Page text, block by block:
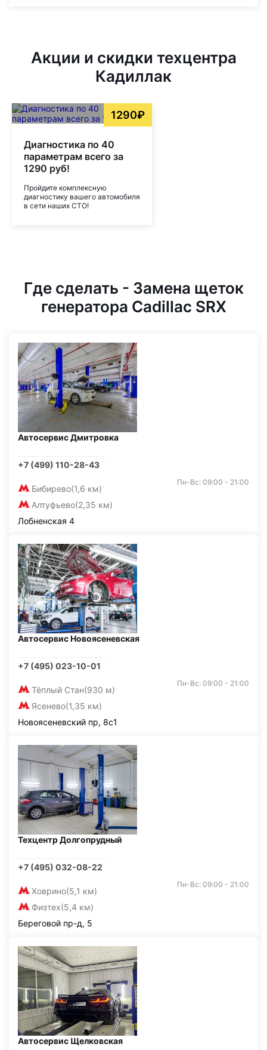
Акции и скидки техцентра
Кадиллак
1290₽
Диагностика по 40
параметрам всего за
1290 руб!
Пройдите комплексную
диагностику вашего автомобиля
в сети наших СТО!
Где сделать - Замена щеток
генератора Cadillac SRX
Автосервис Дмитровка
+7 (499) 110-28-43
Бибирево(1,6 км)
Алтуфьево(2,35 км)
Пн-Вс: 09:00 - 21:00
Лобненская 4
Автосервис Новоясеневская
+7 (495) 023-10-01
Тёплый Стан(930 м)
Ясенево(1,35 км)
Пн-Вс: 09:00 - 21:00
Новоясеневский пр, 8с1
Техцентр Долгопрудный
+7 (495) 032-08-22
Ховрино(5,1 км)
Физтех(5,4 км)
Пн-Вс: 09:00 - 21:00
Береговой пр-д, 5
Автосервис Щелковская